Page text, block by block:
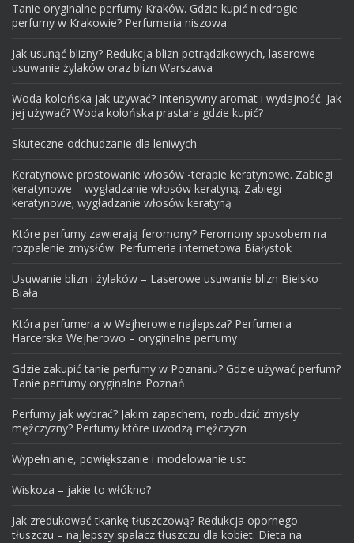
Tanie oryginalne perfumy Kraków. Gdzie kupić niedrogie
perfumy w Krakowie? Perfumeria niszowa
Jak usunąć blizny? Redukcja blizn potrądzikowych, laserowe
usuwanie żylaków oraz blizn Warszawa
Woda kolońska jak używać? Intensywny aromat i wydajność. Jak
jej używać? Woda kolońska prastara gdzie kupić?
Skuteczne odchudzanie dla leniwych
Keratynowe prostowanie włosów -terapie keratynowe. Zabiegi
keratynowe – wygładzanie włosów keratyną. Zabiegi
keratynowe; wygładzanie włosów keratyną
Które perfumy zawierają feromony? Feromony sposobem na
rozpalenie zmysłów. Perfumeria internetowa Białystok
Usuwanie blizn i żylaków – Laserowe usuwanie blizn Bielsko
Biała
Która perfumeria w Wejherowie najlepsza? Perfumeria
Harcerska Wejherowo – oryginalne perfumy
Gdzie zakupić tanie perfumy w Poznaniu? Gdzie używać perfum?
Tanie perfumy oryginalne Poznań
Perfumy jak wybrać? Jakim zapachem, rozbudzić zmysły
mężczyzny? Perfumy które uwodzą mężczyzn
Wypełnianie, powiększanie i modelowanie ust
Wiskoza – jakie to włókno?
Jak zredukować tkankę tłuszczową? Redukcja opornego
tłuszczu – najlepszy spalacz tłuszczu dla kobiet. Dieta na